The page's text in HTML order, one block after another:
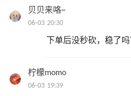
贝贝来咯~
06-03 20:30
下单后没秒砍，稳了吗
柠檬momo
06-03 19:39